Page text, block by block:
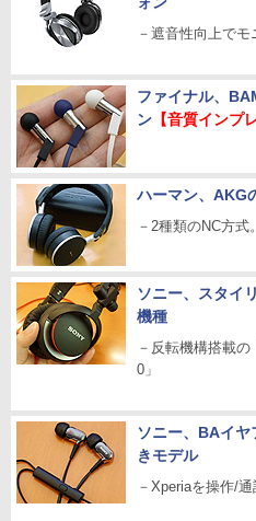
－遮音性向上で
ファイナル、
ン 【音質インプ
ハーマン、AKG
－2種類のNC方
ソニー、スタイ
機種
－反転機構搭載
0」
ソニー、BAイ
きモデル
－Xperiaを操作/